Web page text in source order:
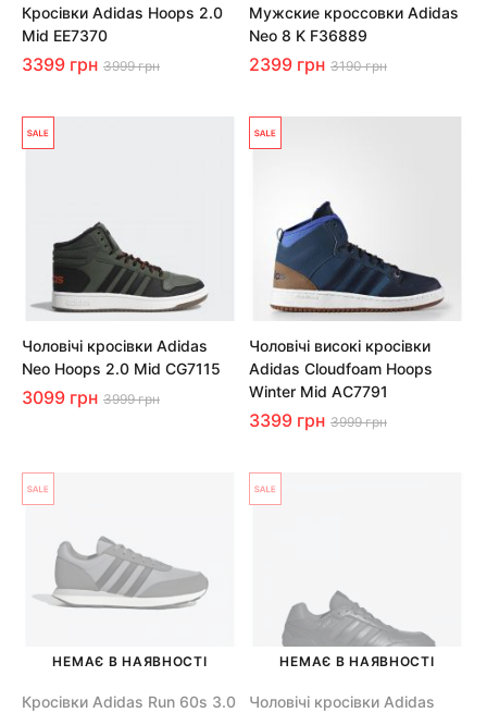
Кросівки Adidas Hoops 2.0
Mid EE7370
3399 грн 3999 грн
Мужские кроссовки Adidas
Neo 8 K F36889
2399 грн 3190 грн
Чоловічі кросівки Adidas
Neo Hoops 2.0 Mid CG7115
3099 грн 3999 грн
Чоловічі високі кросівки
Adidas Cloudfoam Hoops
Winter Mid AC7791
3399 грн 3999 грн
НЕМАЄ В НАЯВНОСТІ
Кросівки Adidas Run 60s 3.0
НЕМАЄ В НАЯВНОСТІ
Чоловічі кросівки Adidas